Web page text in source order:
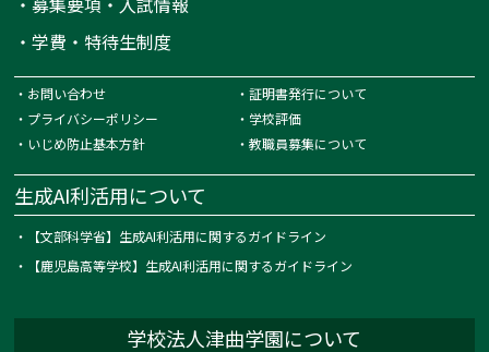
・学費・特待生制度
・ お問い合わせ ・ 証明書発行について
・ プライバシーポリシー ・ 学校評価
・ いじめ防止基本方針 ・ 教職員募集について
生成AI利活用について
・
【文部科学省】生成AI利活用に関するガイドライン
・
【鹿児島高等学校】生成AI利活用に関するガイドライン
学校法人津曲学園について